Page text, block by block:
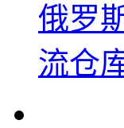
俄罗
流仓